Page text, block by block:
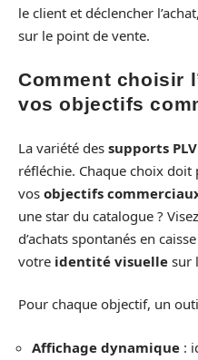
le client et déclencher
sur le point de vente.
Comment choisir
vos objectifs
La variété des supports PLV
réfléchie. Chaque choix doit
vos objectifs
une star du catalogue ?
d’achats spontanés en
votre identité visuelle sur
Pour chaque objectif, un
Affichage dynamique :